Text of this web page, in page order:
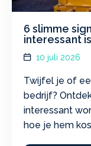
6 slimme
interessant is
10 juli 2026
Twijfel je of
bedrijf?
interessant
hoe je hem